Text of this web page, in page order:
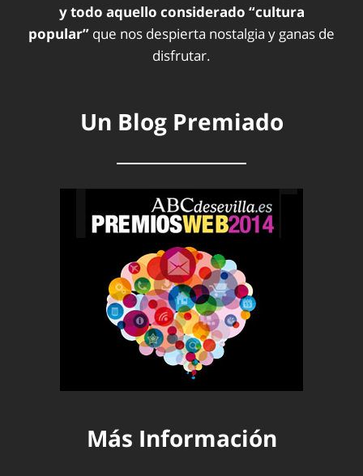
y todo aquello considerado “cultura
popular” que nos despierta nostalgia y ganas de
disfrutar.
Un Blog Premiado
Más Información